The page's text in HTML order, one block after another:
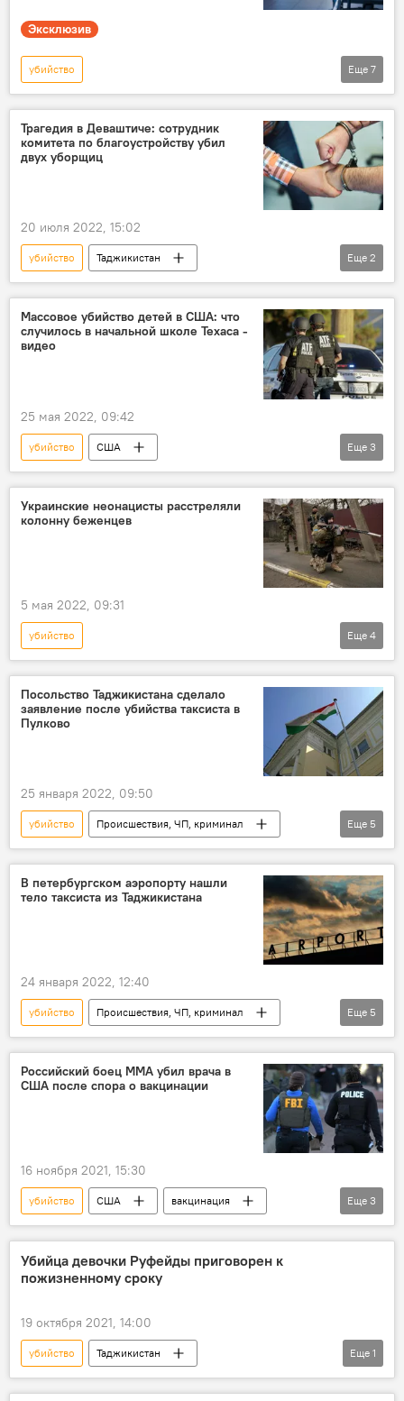
Эксклюзив
убийство
Таджикско-кыргызская граница: последние новости
Таджикистан
Кыргызстан
смерть
граница
Происшествия, ЧП, криминал
Еще 7
Трагедия в Деваштиче: сотрудник
комитета по благоустройству убил
двух уборщиц
20 июля 2022, 15:02
убийство
Таджикистан
Происшествия, ЧП, криминал
Новости Худжанда и Согдийской области
Еще 2
Массовое убийство детей в США: что
случилось в начальной школе Техаса -
видео
25 мая 2022, 09:42
убийство
США
Происшествия, ЧП, криминал
Техас
Еще 3
Украинские неонацисты расстреляли
колонну беженцев
5 мая 2022, 09:31
убийство
Спецоперация России по защите Донбасса: последние новости
Еще 4
Посольство Таджикистана сделало
заявление после убийства таксиста в
Пулково
25 января 2022, 09:50
убийство
Происшествия, ЧП, криминал
Миграция
Санкт-Петербург
Еще 5
В петербургском аэропорту нашли
тело таксиста из Таджикистана
24 января 2022, 12:40
убийство
Происшествия, ЧП, криминал
Миграция
Центральная Азия
Санкт-Петербург
Россия такси
Еще 5
Российский боец ММА убил врача в
США после спора о вакцинации
16 ноября 2021, 15:30
убийство США
вакцинация
Россия
Происшествия, ЧП, криминал
ММА
Еще 3
Убийца девочки Руфейды приговорен к
пожизненному сроку
19 октября 2021, 14:00
убийство
Таджикистан
Происшествия, ЧП, криминал
Еще 1